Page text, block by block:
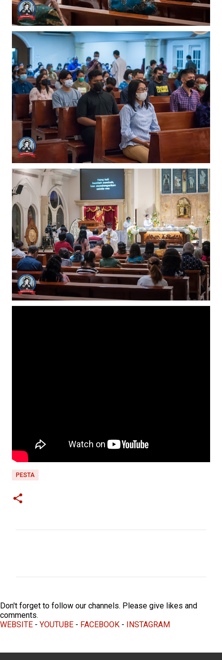
PESTA
e
n
t
Don't forget to follow our channels. Please give likes and
comments.
WEBSITE - YOUTUBE - FACEBOOK - INSTAGRAM